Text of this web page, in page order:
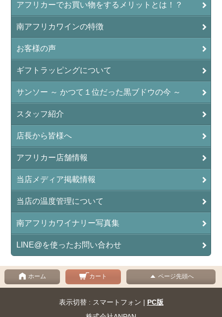
アフリカーでお買い物をするメリットとは！？
南アフリカワインの特徴
お客様の声
ギフトラッピングについて
サンソー ～ かつて１位だった黒ブドウの今 ～
スタッフ紹介
店長から皆様へ
アフリカー店舗情報
当店メディア掲載情報
当店の温度管理について
南アフリカワイナリー写真集
LINE@を使ったお問い合わせ
ホーム カート ページ先頭へ
表示切替 : スマートフォン | PC版